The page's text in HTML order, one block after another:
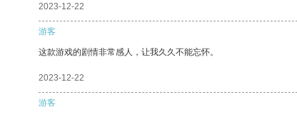
2023-12-22
游客
这款游戏的剧情非常感人，让我久久不能忘怀。
2023-12-22
游客